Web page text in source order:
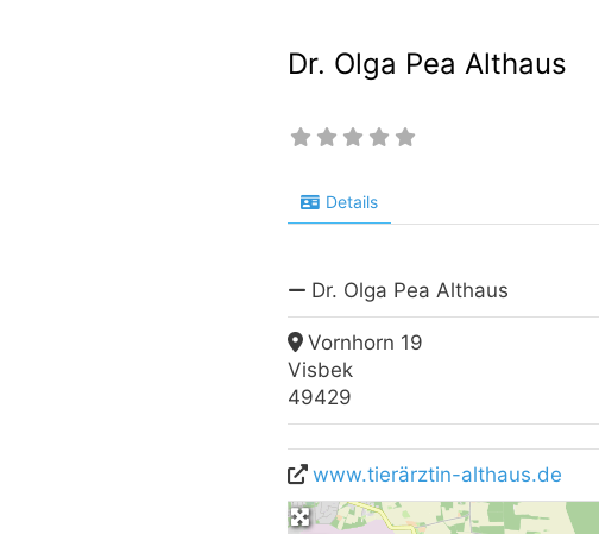
Dr. Olga Pea Althaus
Details
Dr. Olga Pea Althaus
Vornhorn 19
Visbek
49429
www.tierärztin-althaus.de